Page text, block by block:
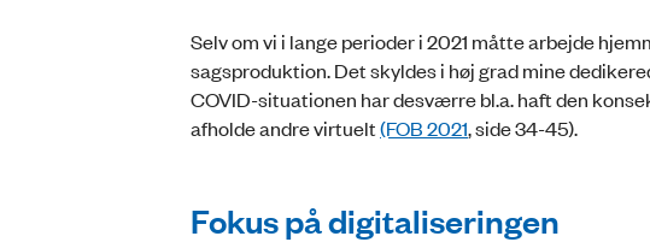
Selv om vi i lange perioder i 2021 måtte arbejde
sagsproduktion. Det skyldes i høj grad mine
COVID-situationen har desværre bl.a. haft den
afholde andre virtuelt(FOB 2021, side 34-45).
Fokus på digitaliseringen